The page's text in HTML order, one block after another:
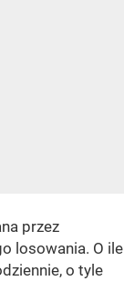
przez
losowania. O ile
o tyle